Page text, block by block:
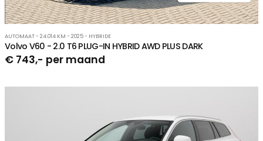
AUTOMAAT - 24.014 KM - 2025 - HYBRIDE
Volvo V60 - 2.0 T6 PLUG-IN HYBRID AWD PLUS DARK
€ 743,- per maand